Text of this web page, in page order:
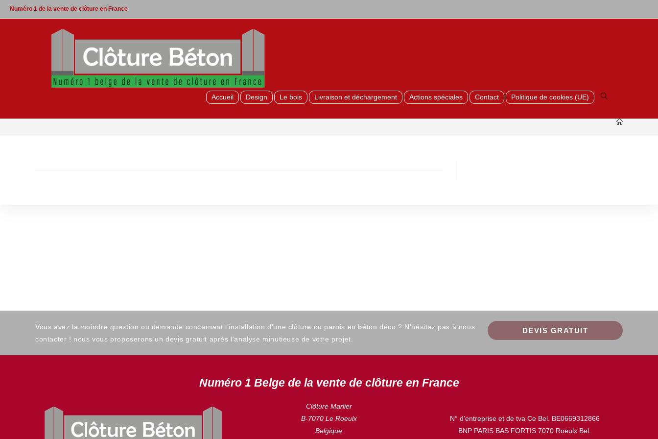
Skip
to
Numéro 1 de la vente de clôture en France
Accueil Design Le bois Livraison et déchargement Actions spéciales Contact Politique de cookies (UE)
Toggle
website
search
Vous avez la moindre question ou demande concernant l’installation d’une clôture ou parois en béton déco ? N’hésitez pas à nous
contacter ! nous vous proposerons un devis gratuit après l’analyse minutieuse de votre projet.
DEVIS GRATUIT
Numéro 1 Belge de la vente de clôture en France
Clôture Marlier
B-7070 Le Roeulx
Belgique
N° d’entreprise et de tva Ce Bel. BE0669312866
BNP PARIS BAS FORTIS 7070 Roeulx Bel.